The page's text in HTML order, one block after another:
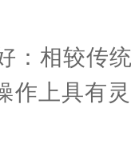
相较传统
作上具有